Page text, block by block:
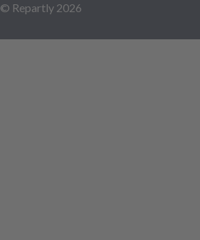
© Repartly 2026